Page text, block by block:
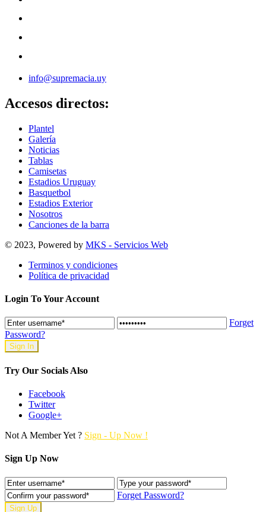
info@supremacia.uy
Accesos directos:
Plantel
Galería
Noticias
Tablas
Camisetas
Estadios Uruguay
Basquetbol
Estadios Exterior
Nosotros
Canciones de la barra
© 2023, Powered by MKS - Servicios Web
Terminos y condiciones
Política de privacidad
Login To Your Account
Forget
Password?
Try Our Socials Also
Facebook
Twitter
Google+
Not A Member Yet ? Sign - Up Now !
Sign Up Now
Forget Password?